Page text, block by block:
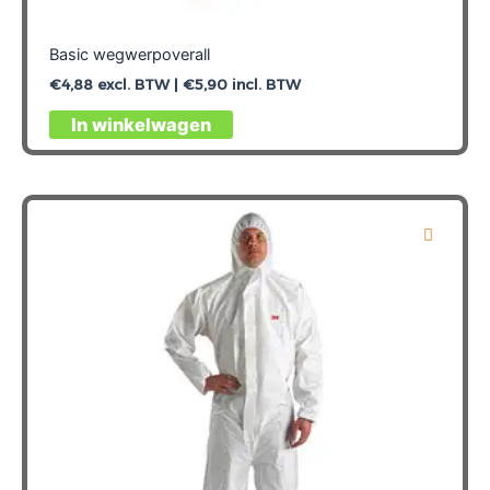
Basic wegwerpoverall
€4,88excl. BTW | €5,90incl. BTW
In winkelwagen
Dit
product
meerdere
variaties.
Deze
optie
kan
gekozen
worden
op
de
productpagina